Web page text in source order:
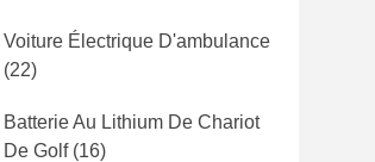
Voiture Électrique D'ambulance
(22)
Batterie Au Lithium De Chariot
De Golf(16)